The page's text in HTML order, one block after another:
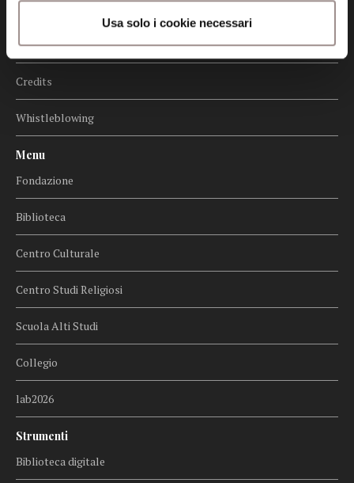
Usa solo i cookie necessari
Privacy
Credits
Whistleblowing
Menu
Fondazione
Biblioteca
Centro Culturale
Centro Studi Religiosi
Scuola Alti Studi
Collegio
lab2026
Strumenti
Biblioteca digitale